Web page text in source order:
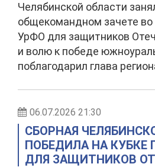
Челябинской области
общекомандном зачете во
УрФО для защитников
и волю к победе
поблагодарил глава
06.07.2026 21:30
СБОРНАЯ
ПОБЕДИЛА НА КУБКЕ
ДЛЯ ЗАЩИТНИКОВ